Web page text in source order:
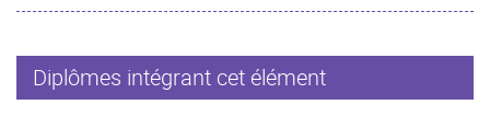
Diplômes intégrant cet élément